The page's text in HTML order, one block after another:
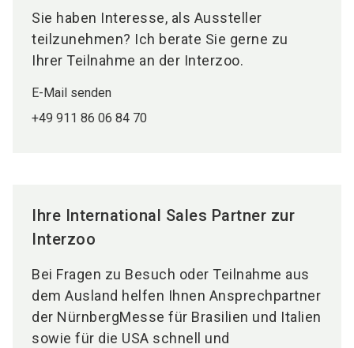
Sie haben Interesse, als Aussteller
teilzunehmen? Ich berate Sie gerne zu
Ihrer Teilnahme an der Interzoo.
E-Mail senden
+49 911 86 06 84 70
Ihre International Sales Partner zur
Interzoo
Bei Fragen zu Besuch oder Teilnahme aus
dem Ausland helfen Ihnen Ansprechpartner
der NürnbergMesse für Brasilien und Italien
sowie für die USA schnell und